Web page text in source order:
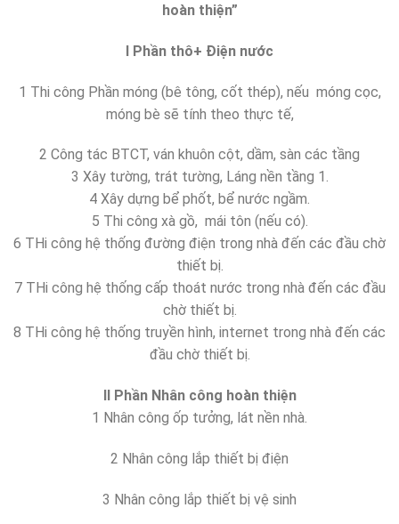
hoàn thiện”
I Phần thô+ Điện nước
1 Thi công Phần móng (bê tông, cốt thép), nếu móng cọc,
móng bè sẽ tính theo thực tế,
2 Công tác BTCT, ván khuôn cột, dầm, sàn các tầng
3 Xây tường, trát tường, Láng nền tầng 1.
4 Xây dựng bể phốt, bể nước ngầm.
5 Thi công xà gồ, mái tôn (nếu có).
6 THi công hệ thống đường điện trong nhà đến các đầu chờ
thiết bị.
7 THi công hệ thống cấp thoát nước trong nhà đến các đầu
chờ thiết bị.
8 THi công hệ thống truyền hình, internet trong nhà đến các
đầu chờ thiết bị.
II Phần Nhân công hoàn thiện
1 Nhân công ốp tưởng, lát nền nhà.
2 Nhân công lắp thiết bị điện
3 Nhân công lắp thiết bị vệ sinh